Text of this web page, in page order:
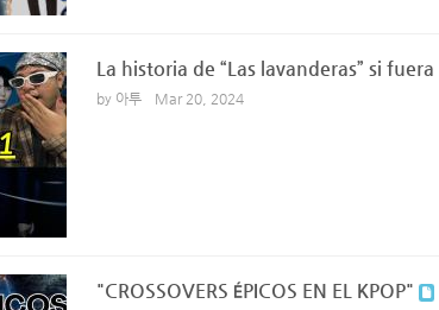
La historia de “Las lavanderas” si
by 아투 Mar 20, 2024
"CROSSOVERS ÉPICOS EN EL KPOP"